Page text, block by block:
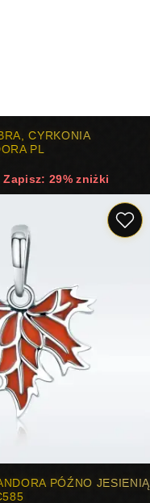
CYRKONIA
PL
Zapisz: 29% zniżki
PÓŹNO JESIENIĄ